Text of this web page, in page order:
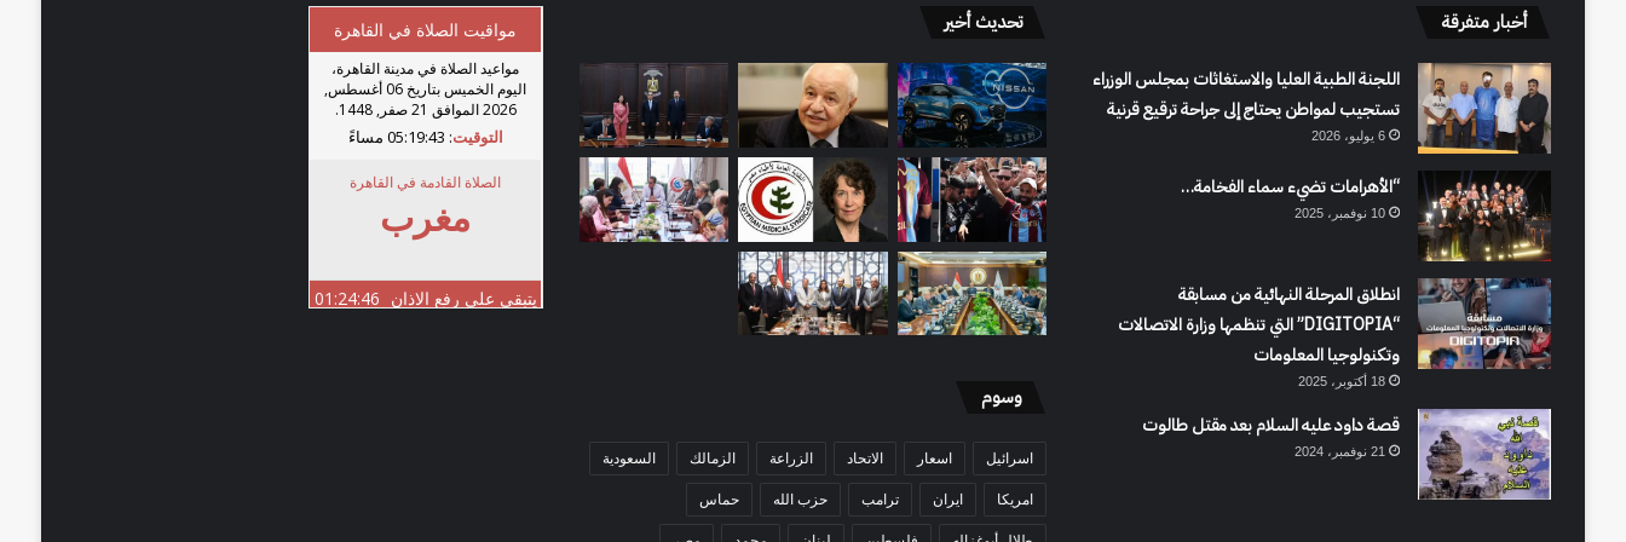
أخبار متفرقة
اللجنة الطبية العليا والاستغاثات بمجلس الوزراء
تستجيب لمواطن يحتاج إلى جراحة ترقيع قرنية
6 يوليو، 2026
“الأهرامات تضيء سماء الفخامة…
10 نوفمبر، 2025
انطلاق المرحلة النهائية من مسابقة
“DIGITOPIA” التي تنظمها وزارة الاتصالات
وتكنولوجيا المعلومات
18 أكتوبر، 2025
قصة داود عليه السلام بعد مقتل طالوت
21 نوفمبر، 2024
تحديث أخير
وسوم
اسرائيل اسعار الاتحاد الزراعة الزمالك السعودية
امريكا ايران ترامب حزب الله حماس